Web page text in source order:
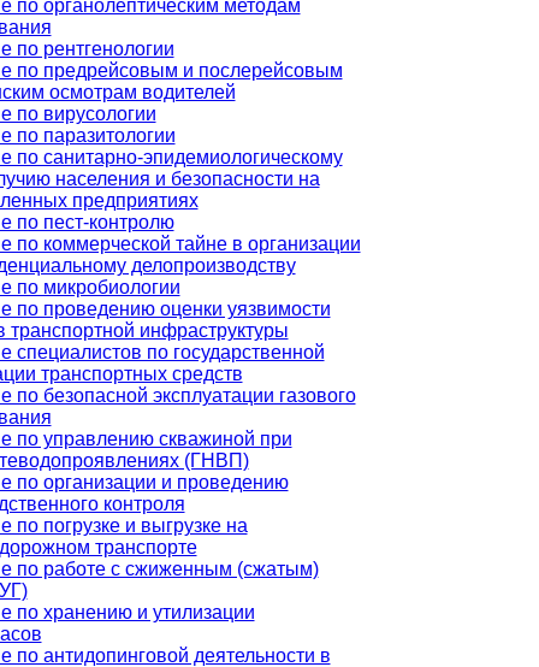
по органолептическим методам
по рентгенологии
по предрейсовым и послерейсовым
осмотрам водителей
по вирусологии
по паразитологии
по санитарно-эпидемиологическому
населения и безопасности на
предприятиях
по пест-контролю
по коммерческой тайне в организации
делопроизводству
по микробиологии
по проведению оценки уязвимости
транспортной инфраструктуры
специалистов по государственной
транспортных средств
по безопасной эксплуатации газового
по управлению скважиной при
(ГНВП)
по организации и проведению
контроля
по погрузке и выгрузке на
транспорте
по работе с сжиженным (сжатым)
по хранению и утилизации
по антидопинговой деятельности в